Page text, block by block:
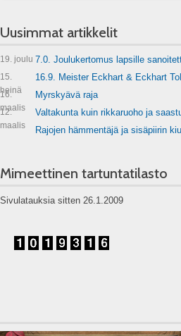
Uusimmat artikkelit
19. joulu 7.0. Joulukertomus lapsille
15.
heinä
16.9. Meister Eckhart & Eckhart
16.
maalis
Myrskyävä raja
12.
maalis
Valtakunta kuin rikkaruoho ja
Rajojen hämmentäjä ja sisäpiirin
Mimeettinen tartuntatilasto
Sivulatauksia sitten 26.1.2009